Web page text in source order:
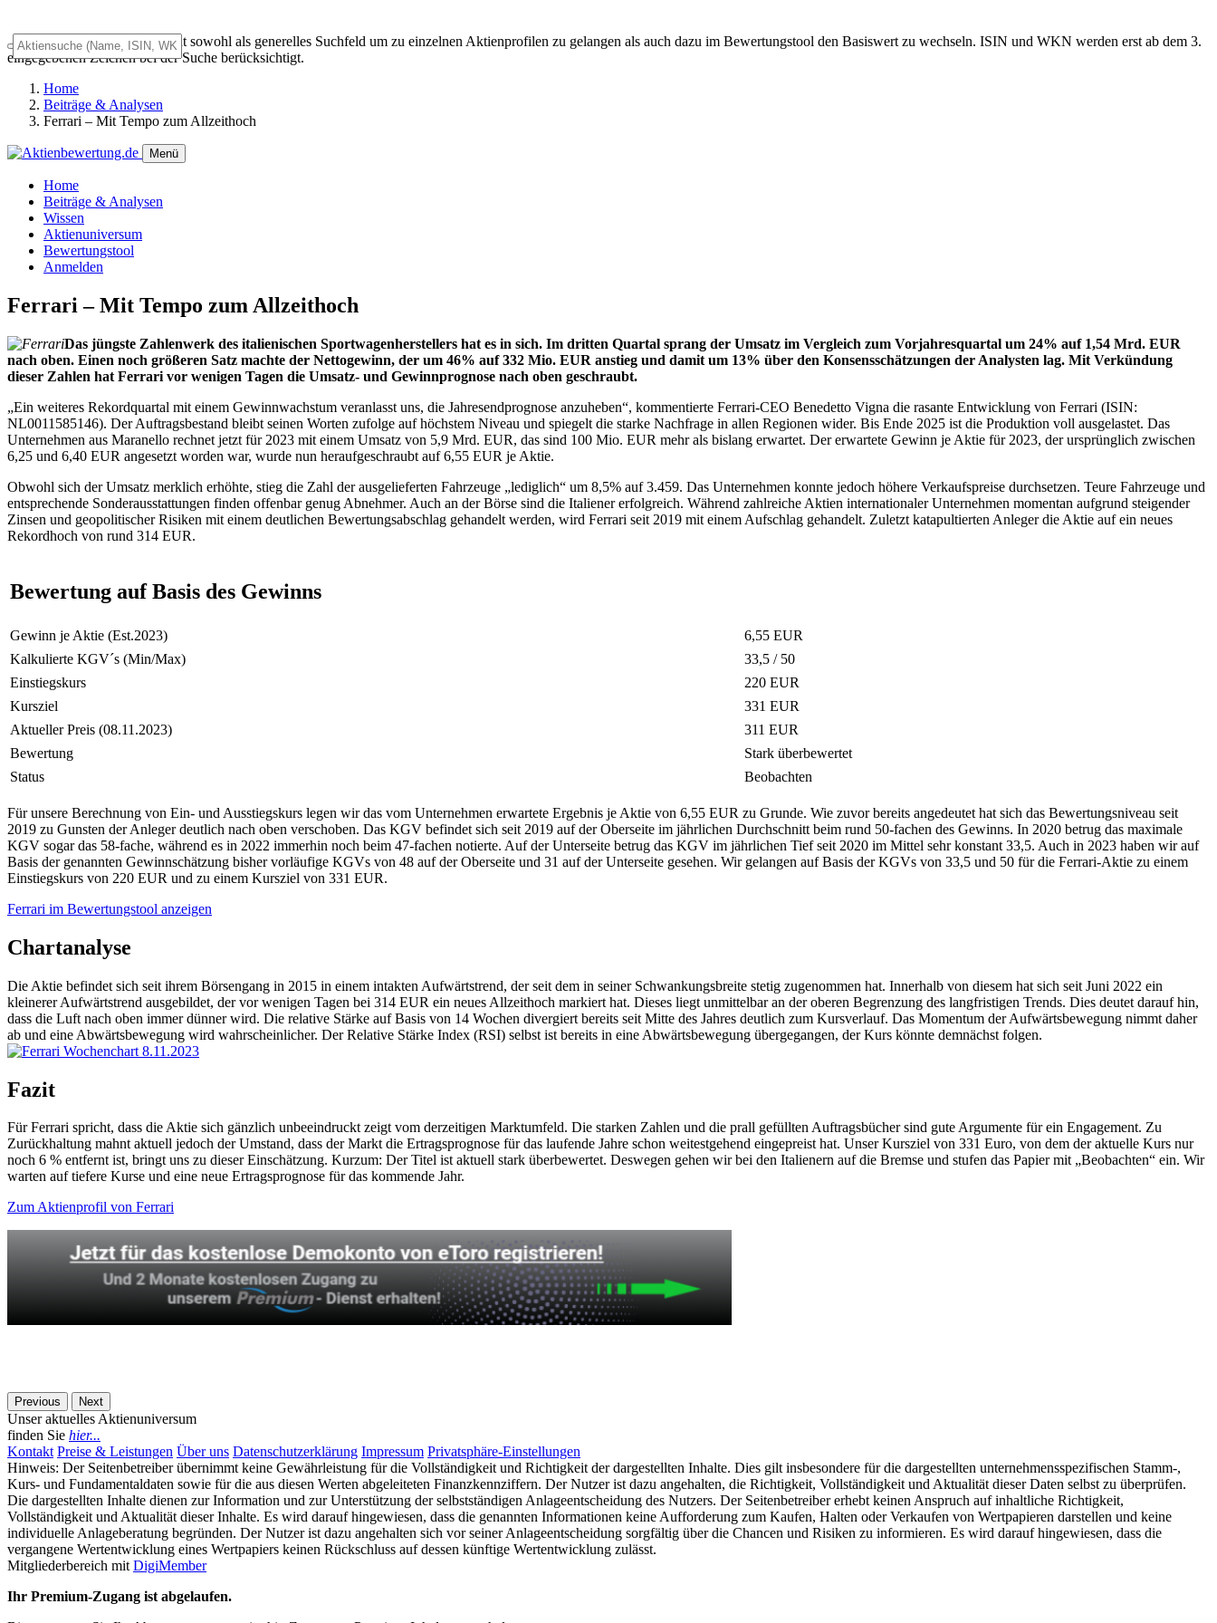
Das Universalsuchfeld dient sowohl als generelles Suchfeld um zu einzelnen Aktienprofilen zu gelangen als auch dazu im Bewertungstool den Basiswert zu wechseln. ISIN und WKN werden erst ab dem 3.
eingegebenen Zeichen bei der Suche berücksichtigt.
Home
Beiträge & Analysen
Ferrari – Mit Tempo zum Allzeithoch
Menü
Home
Beiträge & Analysen
Wissen
Aktienuniversum
Bewertungstool
Anmelden
Ferrari – Mit Tempo zum Allzeithoch
Das jüngste Zahlenwerk des italienischen Sportwagenherstellers hat es in sich. Im dritten Quartal sprang der Umsatz im Vergleich zum Vorjahresquartal um 24% auf 1,54 Mrd. EUR
nach oben. Einen noch größeren Satz machte der Nettogewinn, der um 46% auf 332 Mio. EUR anstieg und damit um 13% über den Konsensschätzungen der Analysten lag. Mit Verkündung
dieser Zahlen hat Ferrari vor wenigen Tagen die Umsatz- und Gewinnprognose nach oben geschraubt.
„Ein weiteres Rekordquartal mit einem Gewinnwachstum veranlasst uns, die Jahresendprognose anzuheben“, kommentierte Ferrari-CEO Benedetto Vigna die rasante Entwicklung von Ferrari (ISIN:
NL0011585146). Der Auftragsbestand bleibt seinen Worten zufolge auf höchstem Niveau und spiegelt die starke Nachfrage in allen Regionen wider. Bis Ende 2025 ist die Produktion voll ausgelastet. Das
Unternehmen aus Maranello rechnet jetzt für 2023 mit einem Umsatz von 5,9 Mrd. EUR, das sind 100 Mio. EUR mehr als bislang erwartet. Der erwartete Gewinn je Aktie für 2023, der ursprünglich zwischen
6,25 und 6,40 EUR angesetzt worden war, wurde nun heraufgeschraubt auf 6,55 EUR je Aktie.
Obwohl sich der Umsatz merklich erhöhte, stieg die Zahl der ausgelieferten Fahrzeuge „lediglich“ um 8,5% auf 3.459. Das Unternehmen konnte jedoch höhere Verkaufspreise durchsetzen. Teure Fahrzeuge und
entsprechende Sonderausstattungen finden offenbar genug Abnehmer. Auch an der Börse sind die Italiener erfolgreich. Während zahlreiche Aktien internationaler Unternehmen momentan aufgrund steigender
Zinsen und geopolitischer Risiken mit einem deutlichen Bewertungsabschlag gehandelt werden, wird Ferrari seit 2019 mit einem Aufschlag gehandelt. Zuletzt katapultierten Anleger die Aktie auf ein neues
Rekordhoch von rund 314 EUR.
Bewertung auf Basis des Gewinns
Gewinn je Aktie (Est.2023)
6,55 EUR
Kalkulierte KGV´s (Min/Max)
33,5 / 50
Einstiegskurs
220 EUR
Kursziel
331 EUR
Aktueller Preis (08.11.2023)
311 EUR
Bewertung
Stark überbewertet
Status
Beobachten
Für unsere Berechnung von Ein- und Ausstiegskurs legen wir das vom Unternehmen erwartete Ergebnis je Aktie von 6,55 EUR zu Grunde. Wie zuvor bereits angedeutet hat sich das Bewertungsniveau seit
2019 zu Gunsten der Anleger deutlich nach oben verschoben. Das KGV befindet sich seit 2019 auf der Oberseite im jährlichen Durchschnitt beim rund 50-fachen des Gewinns. In 2020 betrug das maximale
KGV sogar das 58-fache, während es in 2022 immerhin noch beim 47-fachen notierte. Auf der Unterseite betrug das KGV im jährlichen Tief seit 2020 im Mittel sehr konstant 33,5. Auch in 2023 haben wir auf
Basis der genannten Gewinnschätzung bisher vorläufige KGVs von 48 auf der Oberseite und 31 auf der Unterseite gesehen. Wir gelangen auf Basis der KGVs von 33,5 und 50 für die Ferrari-Aktie zu einem
Einstiegskurs von 220 EUR und zu einem Kursziel von 331 EUR.
Ferrari im Bewertungstool anzeigen
Chartanalyse
Die Aktie befindet sich seit ihrem Börsengang in 2015 in einem intakten Aufwärtstrend, der seit dem in seiner Schwankungsbreite stetig zugenommen hat. Innerhalb von diesem hat sich seit Juni 2022 ein
kleinerer Aufwärtstrend ausgebildet, der vor wenigen Tagen bei 314 EUR ein neues Allzeithoch markiert hat. Dieses liegt unmittelbar an der oberen Begrenzung des langfristigen Trends. Dies deutet darauf hin,
dass die Luft nach oben immer dünner wird. Die relative Stärke auf Basis von 14 Wochen divergiert bereits seit Mitte des Jahres deutlich zum Kursverlauf. Das Momentum der Aufwärtsbewegung nimmt daher
ab und eine Abwärtsbewegung wird wahrscheinlicher. Der Relative Stärke Index (RSI) selbst ist bereits in eine Abwärtsbewegung übergegangen, der Kurs könnte demnächst folgen.
Fazit
Für Ferrari spricht, dass die Aktie sich gänzlich unbeeindruckt zeigt vom derzeitigen Marktumfeld. Die starken Zahlen und die prall gefüllten Auftragsbücher sind gute Argumente für ein Engagement. Zu
Zurückhaltung mahnt aktuell jedoch der Umstand, dass der Markt die Ertragsprognose für das laufende Jahre schon weitestgehend eingepreist hat. Unser Kursziel von 331 Euro, von dem der aktuelle Kurs nur
noch 6 % entfernt ist, bringt uns zu dieser Einschätzung. Kurzum: Der Titel ist aktuell stark überbewertet. Deswegen gehen wir bei den Italienern auf die Bremse und stufen das Papier mit „Beobachten“ ein. Wir
warten auf tiefere Kurse und eine neue Ertragsprognose für das kommende Jahr.
Zum Aktienprofil von Ferrari
Previous Next
Unser aktuelles Aktienuniversum
finden Sie hier...
Kontakt Preise & Leistungen Über uns Datenschutzerklärung Impressum Privatsphäre-Einstellungen
Hinweis: Der Seitenbetreiber übernimmt keine Gewährleistung für die Vollständigkeit und Richtigkeit der dargestellten Inhalte. Dies gilt insbesondere für die dargestellten unternehmensspezifischen Stamm-,
Kurs- und Fundamentaldaten sowie für die aus diesen Werten abgeleiteten Finanzkennziffern. Der Nutzer ist dazu angehalten, die Richtigkeit, Vollständigkeit und Aktualität dieser Daten selbst zu überprüfen.
Die dargestellten Inhalte dienen zur Information und zur Unterstützung der selbstständigen Anlageentscheidung des Nutzers. Der Seitenbetreiber erhebt keinen Anspruch auf inhaltliche Richtigkeit,
Vollständigkeit und Aktualität dieser Inhalte. Es wird darauf hingewiesen, dass die genannten Informationen keine Aufforderung zum Kaufen, Halten oder Verkaufen von Wertpapieren darstellen und keine
individuelle Anlageberatung begründen. Der Nutzer ist dazu angehalten sich vor seiner Anlageentscheidung sorgfältig über die Chancen und Risiken zu informieren. Es wird darauf hingewiesen, dass die
vergangene Wertentwicklung eines Wertpapiers keinen Rückschluss auf dessen künftige Wertentwicklung zulässt.
Mitgliederbereich mitDigiMember
Ihr Premium-Zugang ist abgelaufen.